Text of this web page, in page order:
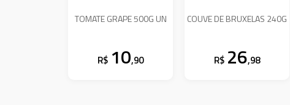
TOMATE GRAPE 500G UN
R$ 10,90
COUVE DE BRUXELAS 240G
R$ 26,98